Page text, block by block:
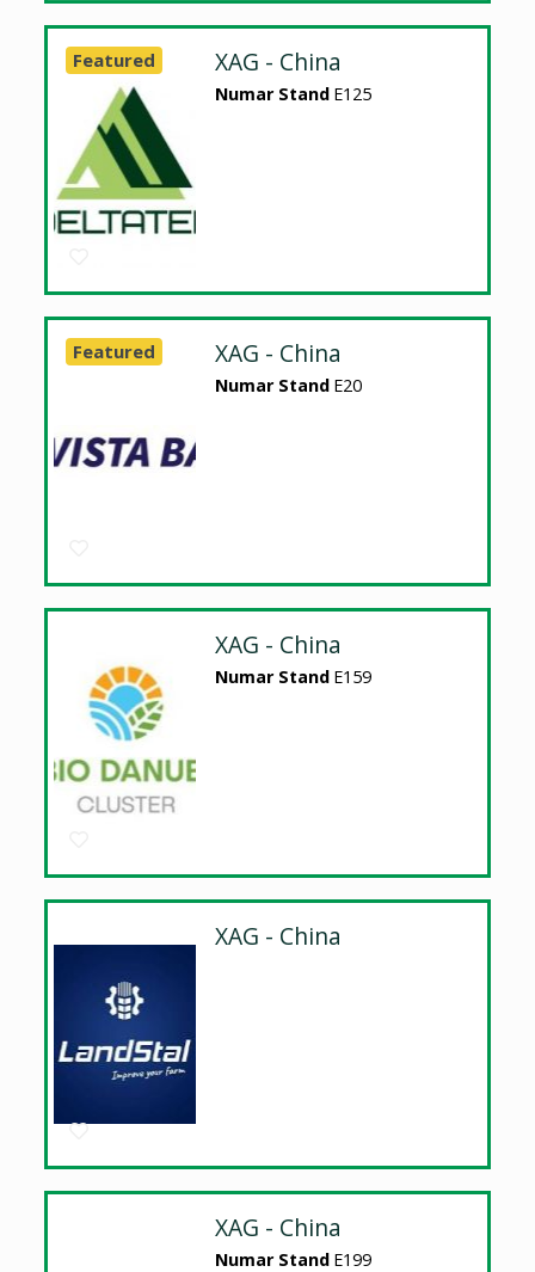
XAG - China
Numar Stand E125
Featured
XAG - China
Numar Stand E20
Featured
XAG - China
Numar Stand E159
XAG - China
XAG - China
Numar Stand E199